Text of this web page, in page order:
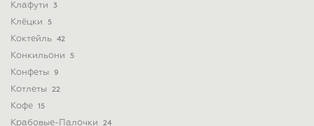
Клафути 3
Клёцки 5
Коктейль 42
Конкильони 5
Конфеты 9
Котлеты 22
Кофе 15
Крабовые-Палочки 24